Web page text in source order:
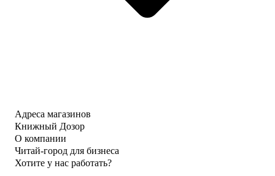
Адреса магазинов
Книжный Дозор
О компании
Читай-город для бизнеса
Хотите у нас работать?